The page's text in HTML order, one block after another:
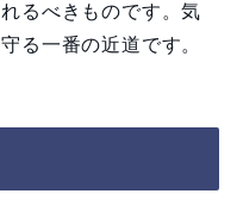
るべきものです。気
る一番の近道です。